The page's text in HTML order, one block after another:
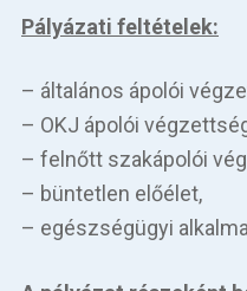
Pályázati feltételek:
– általános ápolói
– OKJ ápolói
– felnőtt szakápolói
– büntetlen előélet,
– egészségügyi